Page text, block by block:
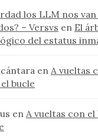
los LLM nos
– Versvs en El
del estatus
en A vueltas
bucle
en A vueltas con el